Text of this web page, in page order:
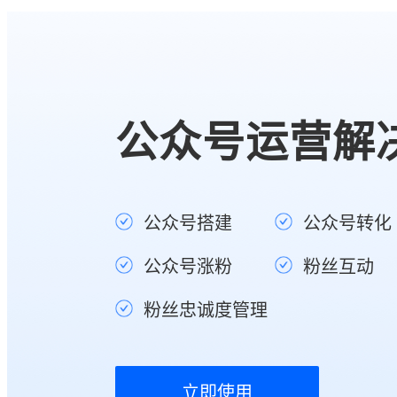
公众号运营解
公众号搭建
公众号涨粉
公众号转化
粉丝互动
粉丝忠诚度管理
立即使用